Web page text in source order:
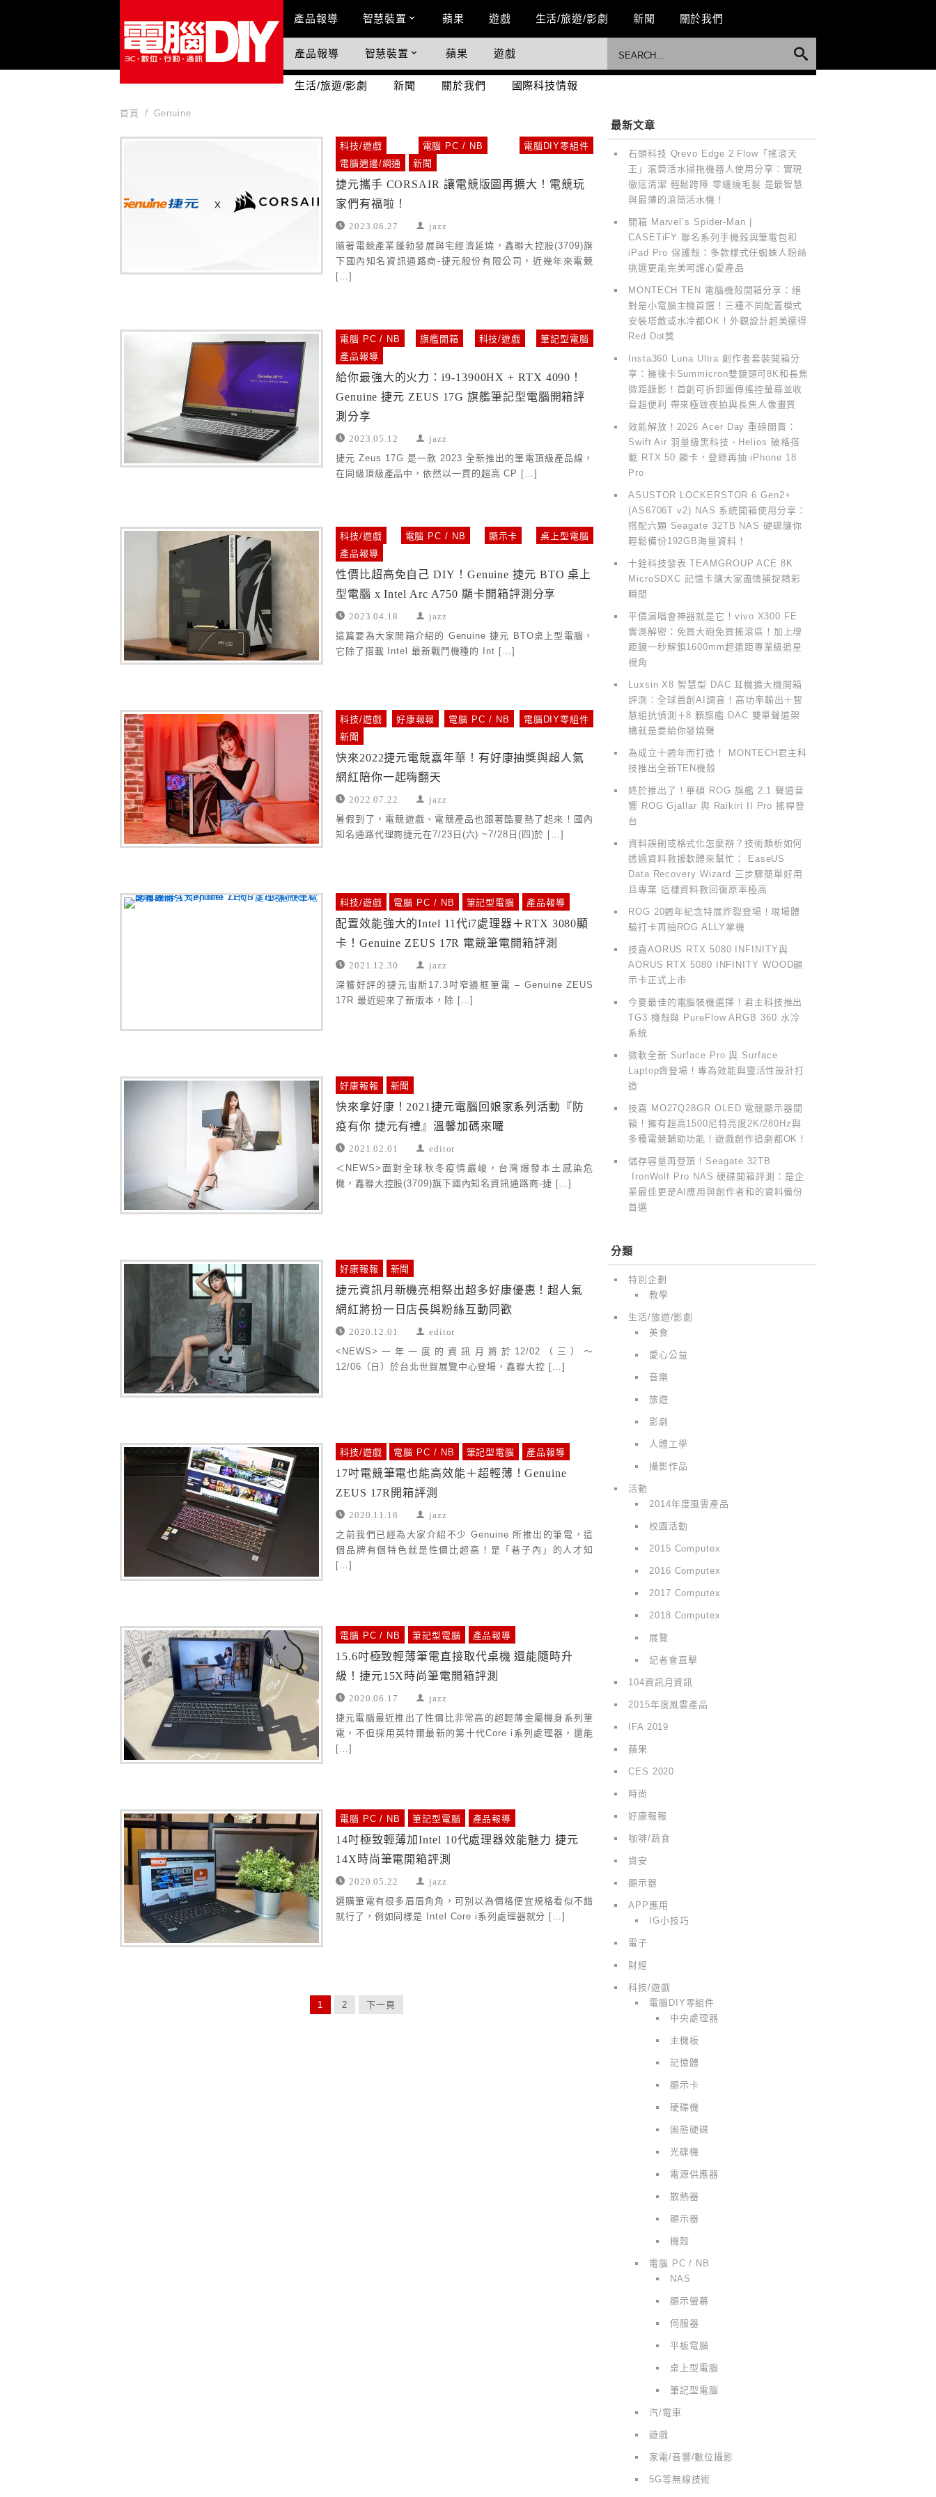
Main Menu
產品報導 智慧裝置 蘋果 遊戲 生活/旅遊/影劇 新聞 關於我們
國際科技情報
產品報導 智慧裝置 蘋果 遊戲
生活/旅遊/影劇 新聞 關於我們 國際科技情報
首頁 Genuine
科技/遊戲 電腦 PC / NB
電腦DIY零組件
電腦週邊/網通
新聞
捷元攜手 CORSAIR 讓電競版圖再擴大！電競玩
家們有福啦！
2023.06.27 jazz
隨著電競產業蓬勃發展與宅經濟延燒，鑫聯大控股(3709)旗
下國內知名資訊通路商-捷元股份有限公司，近幾年來電競
[…]
電腦 PC / NB 旗艦開箱 科技/遊戲
筆記型電腦
產品報導
給你最強大的火力：i9-13900HX + RTX 4090！
Genuine 捷元 ZEUS 17G 旗艦筆記型電腦開箱評
測分享
2023.05.12 jazz
捷元 Zeus 17G 是一款 2023 全新推出的筆電頂級產品線，
在同級頂級產品中，依然以一貫的超高 CP […]
科技/遊戲 電腦 PC / NB 顯示卡
桌上型電腦
產品報導
性價比超高免自己 DIY！Genuine 捷元 BTO 桌上
型電腦 x Intel Arc A750 顯卡開箱評測分享
2023.04.18 jazz
這篇要為大家開箱介紹的 Genuine 捷元 BTO桌上型電腦，
它除了搭載 Intel 最新戰鬥機種的 Int […]
科技/遊戲 好康報報 電腦 PC / NB
電腦DIY零組件
新聞
快來2022捷元電競嘉年華！有好康抽獎與超人氣
網紅陪你一起嗨翻天
2022.07.22 jazz
暑假到了，電競遊戲、電競產品也跟著酷夏熱了起來！國內
知名通路代理商捷元在7/23日(六) ~7/28日(四)於 […]
科技/遊戲 電腦 PC / NB 筆記型電腦 產品報導
配置效能強大的Intel 11代i7處理器＋RTX 3080顯
卡！Genuine ZEUS 17R 電競筆電開箱評測
2021.12.30 jazz
深獲好評的捷元宙斯17.3吋窄邊框筆電 – Genuine ZEUS
17R 最近迎來了新版本，除 […]
好康報報 新聞
快來拿好康！2021捷元電腦回娘家系列活動『防
疫有你 捷元有禮』溫馨加碼來囉
2021.02.01 editor
＜NEWS>面對全球秋冬疫情嚴峻，台灣爆發本土感染危
機，鑫聯大控股(3709)旗下國內知名資訊通路商-捷 […]
好康報報 新聞
捷元資訊月新機亮相祭出超多好康優惠！超人氣
網紅將扮一日店長與粉絲互動同歡
2020.12.01 editor
<NEWS>一年一度的資訊月將於12/02（三）～
12/06（日）於台北世貿展覽中心登場，鑫聯大控 […]
科技/遊戲 電腦 PC / NB 筆記型電腦 產品報導
17吋電競筆電也能高效能＋超輕薄！Genuine
ZEUS 17R開箱評測
2020.11.18 jazz
之前我們已經為大家介紹不少 Genuine 所推出的筆電，這
個品牌有個特色就是性價比超高！是「巷子內」的人才知
[…]
電腦 PC / NB 筆記型電腦 產品報導
15.6吋極致輕薄筆電直接取代桌機 還能隨時升
級！捷元15X時尚筆電開箱評測
2020.06.17 jazz
捷元電腦最近推出了性價比非常高的超輕薄金屬機身系列筆
電，不但採用英特爾最新的第十代Core i系列處理器，還能
[…]
電腦 PC / NB 筆記型電腦 產品報導
14吋極致輕薄加Intel 10代處理器效能魅力 捷元
14X時尚筆電開箱評測
2020.05.22 jazz
選購筆電有很多眉眉角角，可別以為價格便宜規格看似不錯
就行了，例如同樣是 Intel Core i系列處理器就分 […]
1 2 下一頁
最新文章
石頭科技 Qrevo Edge 2 Flow「搖滾天
王」滾筒活水掃拖機器人使用分享：實現
徹底清潔 輕鬆跨障 零纏繞毛髮 是最智慧
與最薄的滾筒活水機！
開箱 Marvel’s Spider-Man |
CASETiFY 聯名系列手機殼與筆電包和
iPad Pro 保護殼：多款樣式任蜘蛛人粉絲
挑選更能完美呵護心愛產品
MONTECH TEN 電腦機殼開箱分享：絕
對是小電腦主機首選！三種不同配置模式
安裝塔散或水冷都OK！外觀設計超美還得
Red Dot獎
Insta360 Luna Ultra 創作者套裝開箱分
享：擁徠卡Summicron雙鏡頭可8K和長焦
微距錄影！首創可拆卸圖傳搖控螢幕並收
音超便利 帶來極致夜拍與長焦人像畫質
效能解放！2026 Acer Day 重磅開賣：
Swift Air 羽量級黑科技、Helios 破格搭
載 RTX 50 顯卡，登錄再抽 iPhone 18
Pro
ASUSTOR LOCKERSTOR 6 Gen2+
(AS6706T v2) NAS 系統開箱使用分享：
搭配六顆 Seagate 32TB NAS 硬碟讓你
輕鬆備份192GB海量資料！
十銓科技發表 TEAMGROUP ACE 8K
MicroSDXC 記憶卡讓大家盡情捕捉精彩
瞬間
平價演唱會神器就是它！vivo X300 FE
實測解密：免買大砲免買搖滾區！加上增
距鏡一秒解鎖1600mm超遠距專業級追星
視角
Luxsin X8 智慧型 DAC 耳機擴大機開箱
評測：全球首創AI調音！高功率輸出＋智
慧組抗偵測＋8 顆旗艦 DAC 雙單聲道架
構就是要給你發燒聲
為成立十週年而打造！ MONTECH君主科
技推出全新TEN機殼
終於推出了！華碩 ROG 旗艦 2.1 聲道音
響 ROG Gjallar 與 Raikiri II Pro 搖桿登
台
資料誤刪或格式化怎麼辦？技術頗析如何
透過資料救援軟體來幫忙： EaseUS
Data Recovery Wizard 三步驟簡單好用
且專業 這樣資料救回復原率極高
ROG 20週年紀念特展炸裂登場！現場體
驗打卡再抽ROG ALLY掌機
技嘉AORUS RTX 5080 INFINITY與
AORUS RTX 5080 INFINITY WOOD顯
示卡正式上市
今夏最佳的電腦裝機選擇！君主科技推出
TG3 機殼與 PureFlow ARGB 360 水冷
系統
微軟全新 Surface Pro 與 Surface
Laptop齊登場！專為效能與靈活性設計打
造
技嘉 MO27Q28GR OLED 電競顯示器開
箱！擁有超高1500尼特亮度2K/280Hz與
多種電競輔助功能！遊戲創作追劇都OK！
儲存容量再登頂！Seagate 32TB
IronWolf Pro NAS 硬碟開箱評測：是企
業最佳更是AI應用與創作者和的資料備份
首選
分類
特別企劃
教學
生活/旅遊/影劇
美食
愛心公益
音樂
旅遊
影劇
人體工學
攝影作品
活動
2014年度風雲產品
校園活動
2015 Computex
2016 Computex
2017 Computex
2018 Computex
展覽
記者會直擊
104資訊月資訊
2015年度風雲產品
IFA 2019
蘋果
CES 2020
時尚
好康報報
咖啡/蔬食
資安
顯示器
APP應用
IG小技巧
電子
財經
科技/遊戲
電腦DIY零組件
中央處理器
主機板
記憶體
顯示卡
硬碟機
固態硬碟
光碟機
電源供應器
散熱器
顯示器
機殼
電腦 PC / NB
NAS
顯示螢幕
伺服器
平板電腦
桌上型電腦
筆記型電腦
汽/電車
遊戲
家電/音響/數位攝影
5G等無線技術